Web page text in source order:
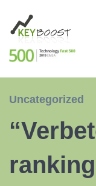
Uncategorized